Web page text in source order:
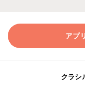
アプ
クラシ